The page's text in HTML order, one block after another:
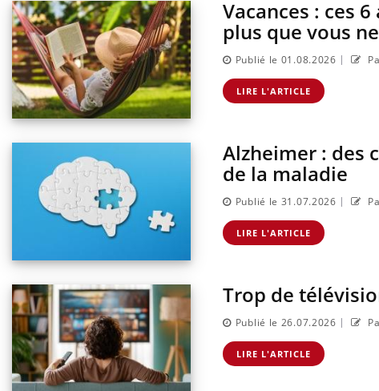
Vacances : ces
plus que vous
Publié le 01.08.2026 |
LIRE L'ARTICLE
Alzheimer : des
de la maladie
Publié le 31.07.2026 |
LIRE L'ARTICLE
Trop de
Publié le 26.07.2026 |
LIRE L'ARTICLE